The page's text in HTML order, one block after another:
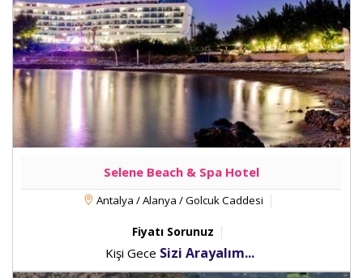
Selene Beach & Spa Hotel
Antalya / Alanya / Golcuk Caddesi
Fiyatı Sorunuz
Kişi Gece Sizi Arayalım...